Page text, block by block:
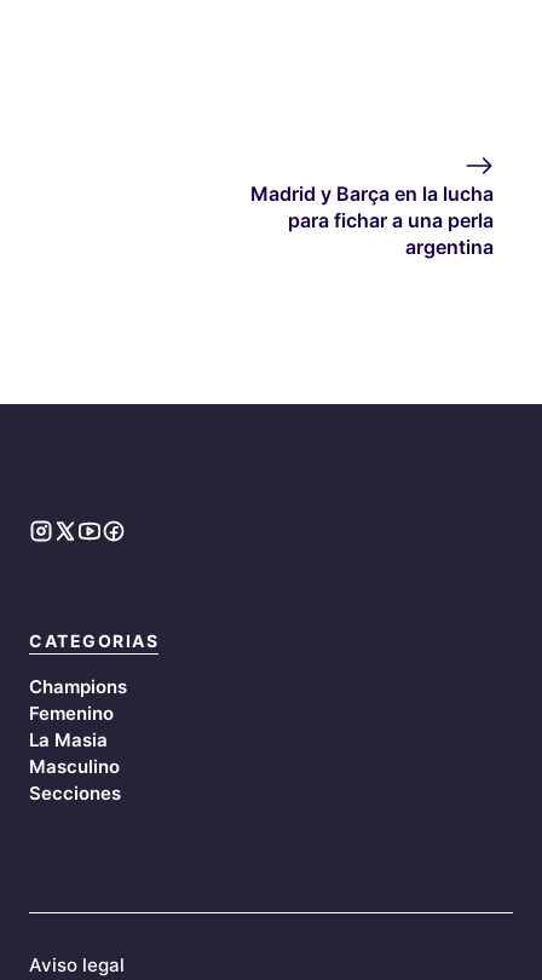
Madrid y Barça en la lucha
para fichar a una perla
argentina
CATEGORIAS
Champions
Femenino
La Masia
Masculino
Secciones
Aviso legal